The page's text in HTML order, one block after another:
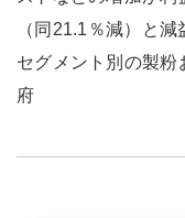
（同21.1％減）と減
セグメント別の製粉
府